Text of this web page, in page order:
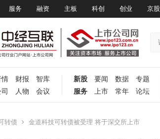
服务 融资 主板 科创 创业 京股
情 财报
智库
人物 会议
新股 要闻 数据
专题
服务
上市 常年 论坛
转债 金道科技可转债被受理 将于深交所上市